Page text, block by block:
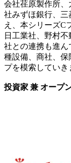
会社荏原製作所
社みずほ銀行、
え、本シリーズC
日工業社、野村
社との連携も進
種設備、商社、保
プを模索していき
投資家 兼 オープ